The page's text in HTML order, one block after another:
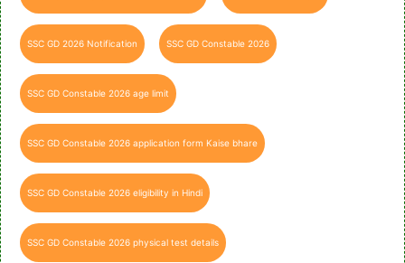
SSC GD 2026 Notification SSC GD Constable 2026
SSC GD Constable 2026 age limit
SSC GD Constable 2026 application form Kaise bhare
SSC GD Constable 2026 eligibility in Hindi
SSC GD Constable 2026 physical test details